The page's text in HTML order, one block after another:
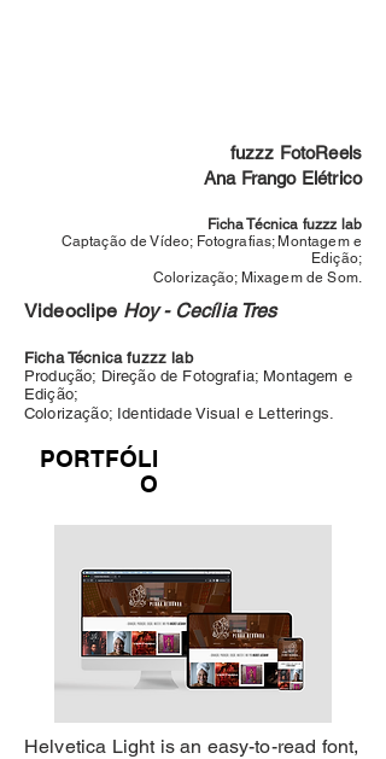
fuzzz FotoReels
Ana Frango Elétrico
Ficha Técnica fuzzz lab
Captação de Vídeo; Fotografias; Montagem e
Edição;
Colorização; Mixagem de Som.
Videoclipe Hoy - Cecília Tres
Ficha Técnica fuzzz lab
Produção; Direção de Fotografia; Montagem e
Edição;
Colorização; Identidade Visual e Letterings.
PORTFÓLI
O
Helvetica Light is an easy-to-read font,